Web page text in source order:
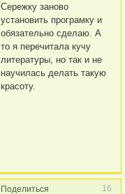
Сережку заново
установить програмку и
обязательно сделаю. А
то я перечитала кучу
литературы, но так и не
научилась делать такую
красоту.
Поделиться
16